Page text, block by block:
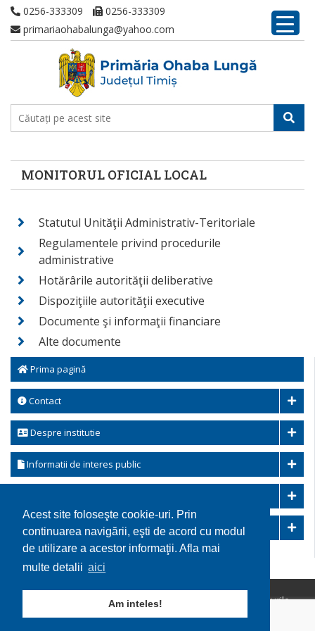
Acest site foloseşte cookie-uri. Prin
continuarea navigării, eşti de acord cu modul
de utilizare a acestor informaţii. Afla mai
multe detalii aici
Am inteles!
0256-333309
0256-333309
primariaohabalunga@yahoo.com
MONITORUL OFICIAL LOCAL
Prima pagină
Contact
Despre institutie
Informatii de interes public
Integritatea instituțională
Statutul Unităţii Administrativ-Teritoriale
Regulamentele privind procedurile
administrative
Hotărârile autorităţii deliberative
Dispoziţiile autorităţii executive
Documente şi informaţii financiare
Alte documente
Copyright © 2026 Comuna Ohaba Lunga. Toate drepturile
rezervate.